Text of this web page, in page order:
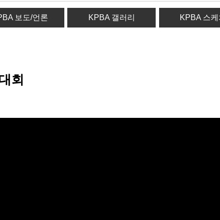
보도/언론 KPBA 갤러리 KPBA 스케
회